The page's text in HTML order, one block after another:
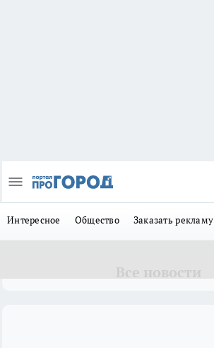
Интересное Общество Заказать рекламу